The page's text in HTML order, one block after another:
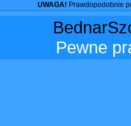
UWAGA! Prawdopodobnie
Pewne